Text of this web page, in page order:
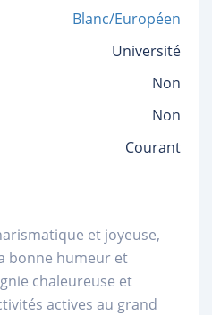
Blanc/Européen
Université
Non
Non
Courant
et joyeuse,
bonne humeur et
chaleureuse et
actives au grand